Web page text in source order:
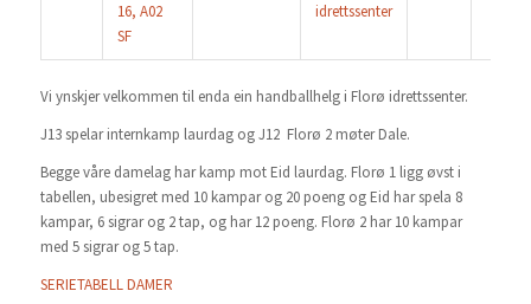
16, A02
SF
idrettssenter
Vi ynskjer velkommen til enda ein handballhelg i Florø idrettssenter.
J13 spelar internkamp laurdag og J12 Florø 2 møter Dale.
Begge våre damelag har kamp mot Eid laurdag. Florø 1 ligg øvst i
tabellen, ubesigret med 10 kampar og 20 poeng og Eid har spela 8
kampar, 6 sigrar og 2 tap, og har 12 poeng. Florø 2 har 10 kampar
med 5 sigrar og 5 tap.
SERIETABELL DAMER